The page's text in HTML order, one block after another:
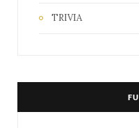
TRIVIA